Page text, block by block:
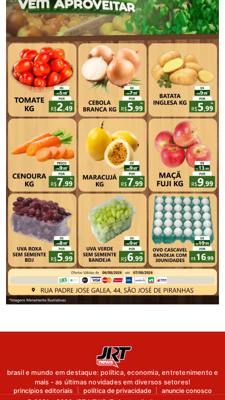
brasil e mundo em destaque: política, economia, entretenimento e
mais - as últimas novidades em diversos setores!
princípios editoriais política de privacidade
anuncie conosco